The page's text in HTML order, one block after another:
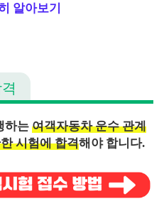
알아보기
하는 여객자동차 운수 관계
시험에 합격해야 합니다.